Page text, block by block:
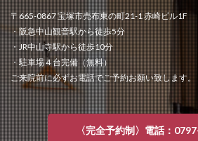
〒665-0867 宝塚市売布東の町21-1 赤崎ビル1F
・阪急中山観音駅から徒歩5分
・JR中山寺駅から徒歩10分
・駐車場４台完備（無料）
ご来院前に必ずお電話でご予約お願い致します。
〈完全予約制〉電話：